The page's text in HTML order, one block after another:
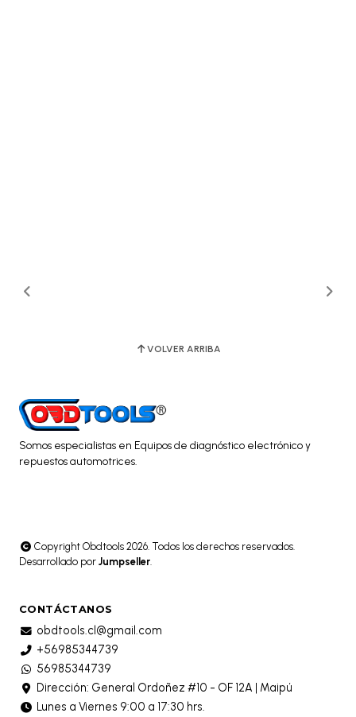
VOLVER ARRIBA
Somos especialistas en Equipos de diagnóstico electrónico y
repuestos automotrices.
Copyright Obdtools 2026. Todos los derechos reservados.
Desarrollado por Jumpseller
CONTÁCTANOS
obdtools.cl@gmail.com
+56985344739
56985344739
Dirección: General Ordoñez #10 - OF 12A | Maipú
Lunes a Viernes 9:00 a 17:30 hrs.